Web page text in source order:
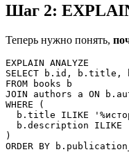
Шаг 2:
Теперь нужно понять,
EXPLAIN ANALYZE
SELECT b.id, b.title,
FROM books b
JOIN authors a ON
WHERE (
b.title ILIKE
b.description ILIKE
)
ORDER BY